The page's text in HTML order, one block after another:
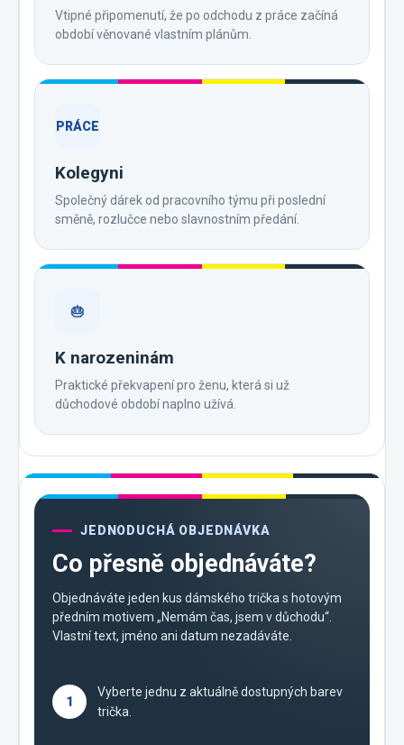
Vtipné připomenutí, že po odchodu z práce začíná
období věnované vlastním plánům.
PRÁCE
Kolegyni
Společný dárek od pracovního týmu při poslední
směně, rozlučce nebo slavnostním předání.
🎂
K narozeninám
Praktické překvapení pro ženu, která si už
důchodové období naplno užívá.
JEDNODUCHÁ OBJEDNÁVKA
Co přesně objednáváte?
Objednáváte jeden kus dámského trička s hotovým
předním motivem „Nemám čas, jsem v důchodu“.
Vlastní text, jméno ani datum nezadáváte.
1
Vyberte jednu z aktuálně dostupných barev
trička.